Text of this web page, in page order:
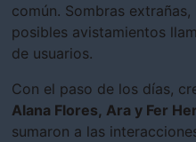
común. Sombras
posibles avistamientos
de usuarios.
Con el paso de los días,
Alana Flores, Ara y Fer
sumaron a las